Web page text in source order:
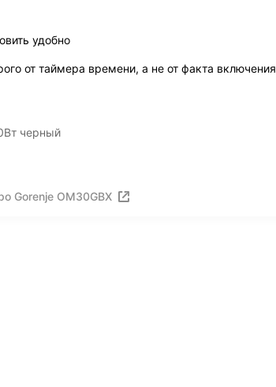
удобно
от таймера времени, а не от факта включения
черный
Gorenje OM30GBX